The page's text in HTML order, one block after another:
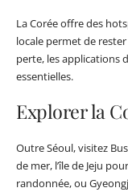
La Corée offre des
locale permet de
perte, les applications
essentielles.
Explorer la
Outre Séoul, visitez
de mer, l’île de Jeju
randonnée, ou